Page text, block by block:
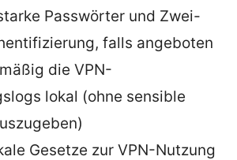
Passwörter und Zwei-
falls angeboten
die VPN-
lokal (ohne sensible
Gesetze zur VPN-Nutzung